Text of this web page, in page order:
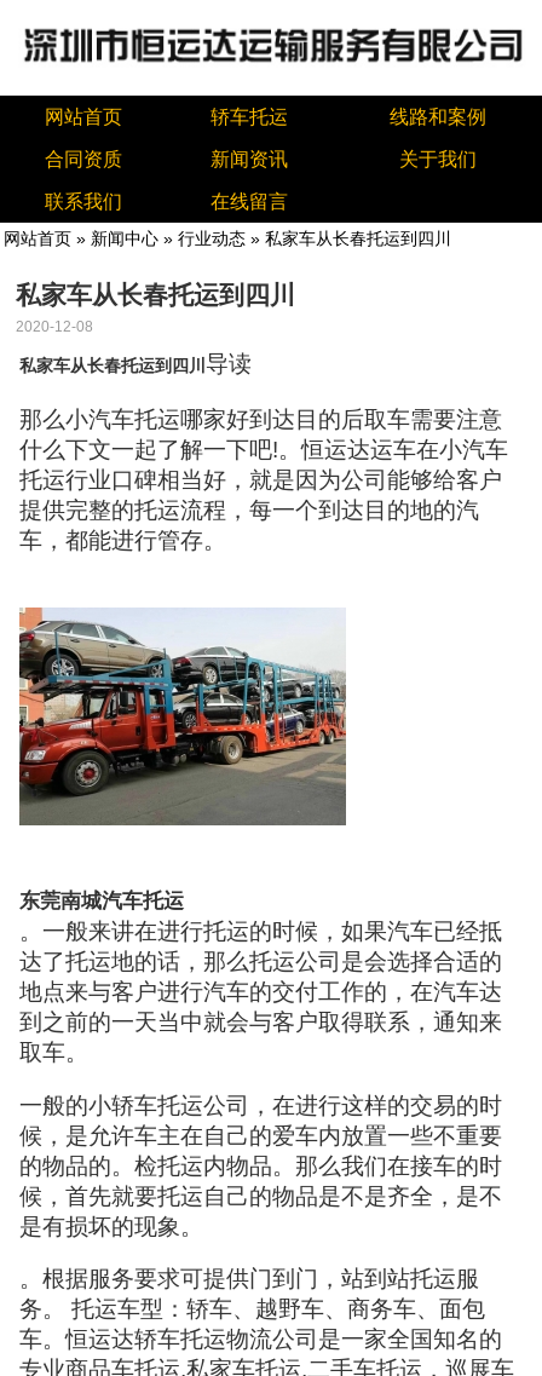
网站首页 轿车托运 线路和案例
合同资质 新闻资讯 关于我们
联系我们 在线留言
网站首页 » 新闻中心 » 行业动态 » 私家车从长春托运到四川
私家车从长春托运到四川
2020-12-08
私家车从长春托运到四川导读
那么小汽车托运哪家好到达目的后取车需要注意
什么下文一起了解一下吧!。恒运达运车在小汽车
托运行业口碑相当好，就是因为公司能够给客户
提供完整的托运流程，每一个到达目的地的汽
车，都能进行管存。
东莞南城汽车托运
。一般来讲在进行托运的时候，如果汽车已经抵
达了托运地的话，那么托运公司是会选择合适的
地点来与客户进行汽车的交付工作的，在汽车达
到之前的一天当中就会与客户取得联系，通知来
取车。
一般的小轿车托运公司，在进行这样的交易的时
候，是允许车主在自己的爱车内放置一些不重要
的物品的。检托运内物品。那么我们在接车的时
候，首先就要托运自己的物品是不是齐全，是不
是有损坏的现象。
。根据服务要求可提供门到门，站到站托运服
务。 托运车型：轿车、越野车、商务车、面包
车。恒运达轿车托运物流公司是一家全国知名的
专业商品车托运,私家车托运,二手车托运，巡展车